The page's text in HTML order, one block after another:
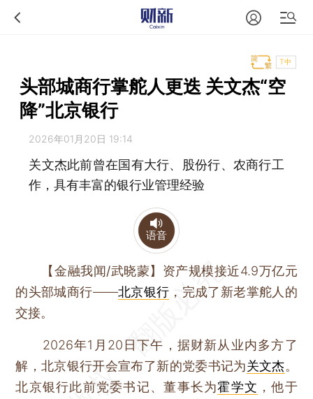
T中
头部城商行掌舵人更迭 关文杰“空
降”北京银行
2026年01月20日 19:14
关文杰此前曾在国有大行、股份行、农商行工
作，具有丰富的银行业管理经验
语音
【金融我闻/武晓蒙】 资产规模接近4.9万亿元
的头部城商行——北京银行 ，完成了新老掌舵人的
交接。
2026年1月20日下午，据财新从业内多方了
解，北京银行开会宣布了新的党委书记为关文杰。
北京银行此前党委书记、董事长为霍学文 ，他于